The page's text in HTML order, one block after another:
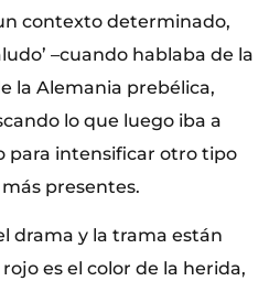
contexto determinado,
–cuando hablaba de la
la Alemania prebélica,
lo que luego iba a
para intensificar otro tipo
presentes.
drama y la trama están
es el color de la herida,